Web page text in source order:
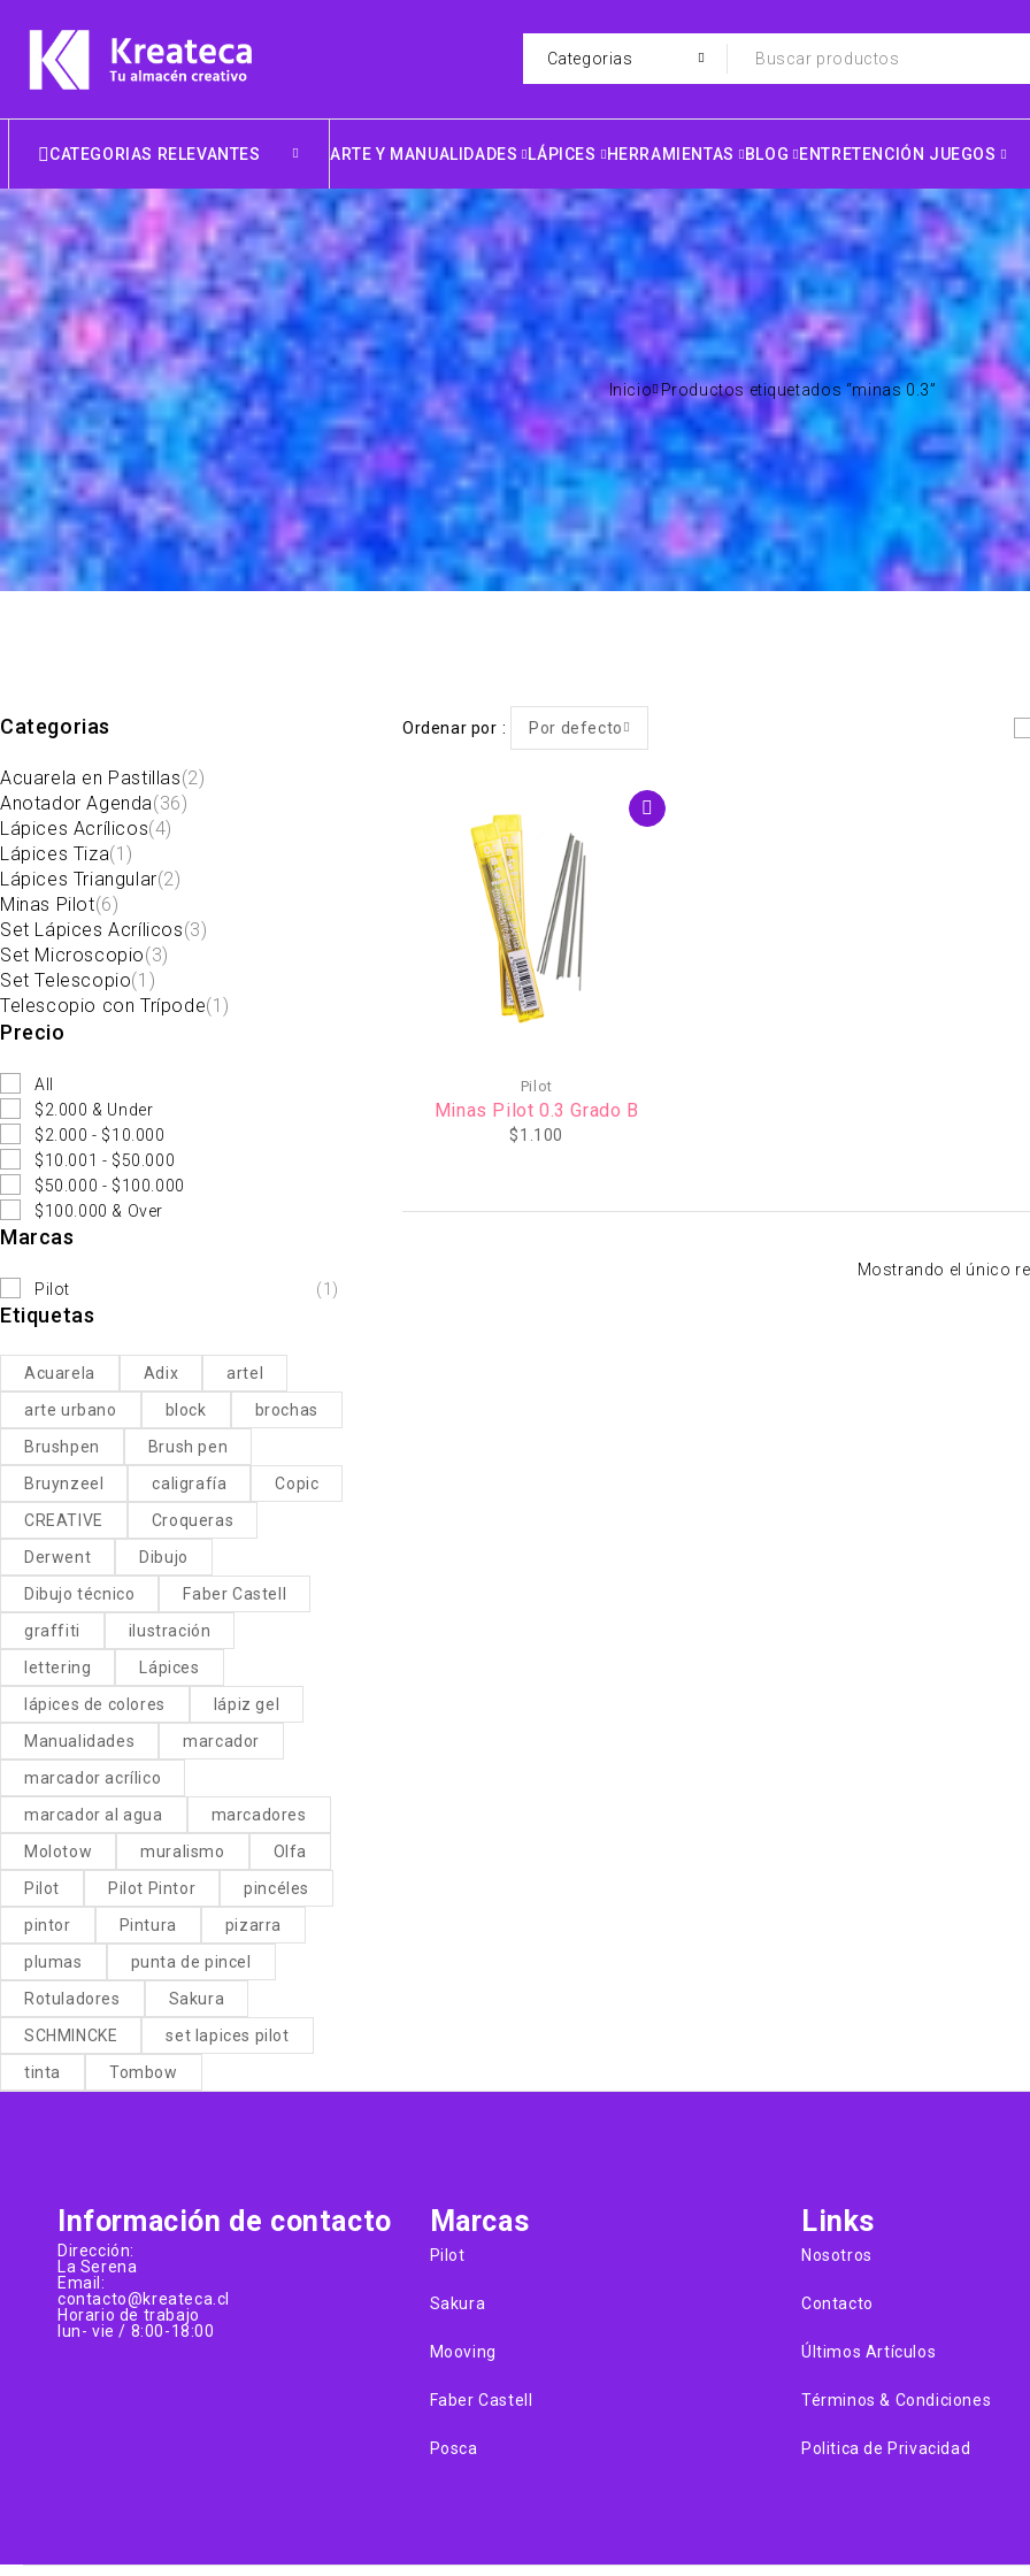
CATEGORIAS RELEVANTES ARTE Y MANUALIDADES LÁPICES HERRAMIENTAS BLOG ENTRETENCIÓN JUEGOS
Inicio Productos etiquetados “minas 0.3”
Categorias
Acuarela en Pastillas(2)
Anotador Agenda(36)
Lápices Acrílicos(4)
Lápices Tiza(1)
Lápices Triangular(2)
Minas Pilot(6)
Set Lápices Acrílicos(3)
Set Microscopio(3)
Set Telescopio(1)
Telescopio con Trípode(1)
Precio
All
$2.000 & Under
$2.000 - $10.000
$10.001 - $50.000
$50.000 - $100.000
$100.000 & Over
Marcas
Pilot (1)
Etiquetas
Acuarela Adix
artel
arte urbano
block
brochas
Brushpen
Brush pen
Bruynzeel
caligrafía
Copic
CREATIVE
Croqueras
Derwent
Dibujo
Dibujo técnico
Faber Castell
graffiti
ilustración
lettering
Lápices
lápices de colores
lápiz gel
Manualidades
marcador
marcador acrílico
marcador al agua
marcadores
Molotow
muralismo
Olfa
Pilot
Pilot Pintor
pincéles
pintor
Pintura
pizarra
plumas
punta de pincel
Rotuladores
Sakura
SCHMINCKE
set lapices pilot
tinta
Tombow
Ordenar por Por defecto
Pilot
Minas Pilot 0.3 Grado B
$1.100
Mostrando el único
Información de contacto
Dirección:
La Serena
Email:
contacto@kreateca.cl
Horario de trabajo
lun- vie / 8:00-18:00
Marcas
Pilot
Sakura
Mooving
Faber Castell
Posca
Links
Nosotros
Contacto
Últimos Artículos
Términos & Condiciones
Politica de Privacidad